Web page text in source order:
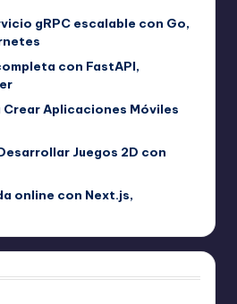
gRPC escalable con Go,
con FastAPI,
Crear Aplicaciones Móviles
Juegos 2D con
online con Next.js,